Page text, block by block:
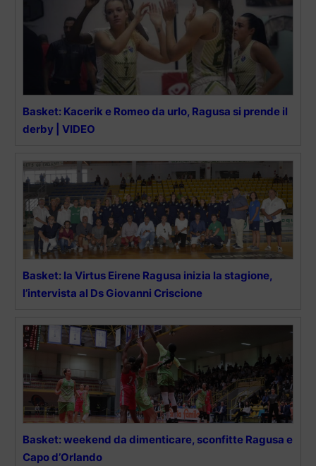
Basket: Kacerik e Romeo da urlo, Ragusa si prende il
derby | VIDEO
Basket: la Virtus Eirene Ragusa inizia la stagione,
l’intervista al Ds Giovanni Criscione
Basket: weekend da dimenticare, sconfitte Ragusa e
Capo d’Orlando